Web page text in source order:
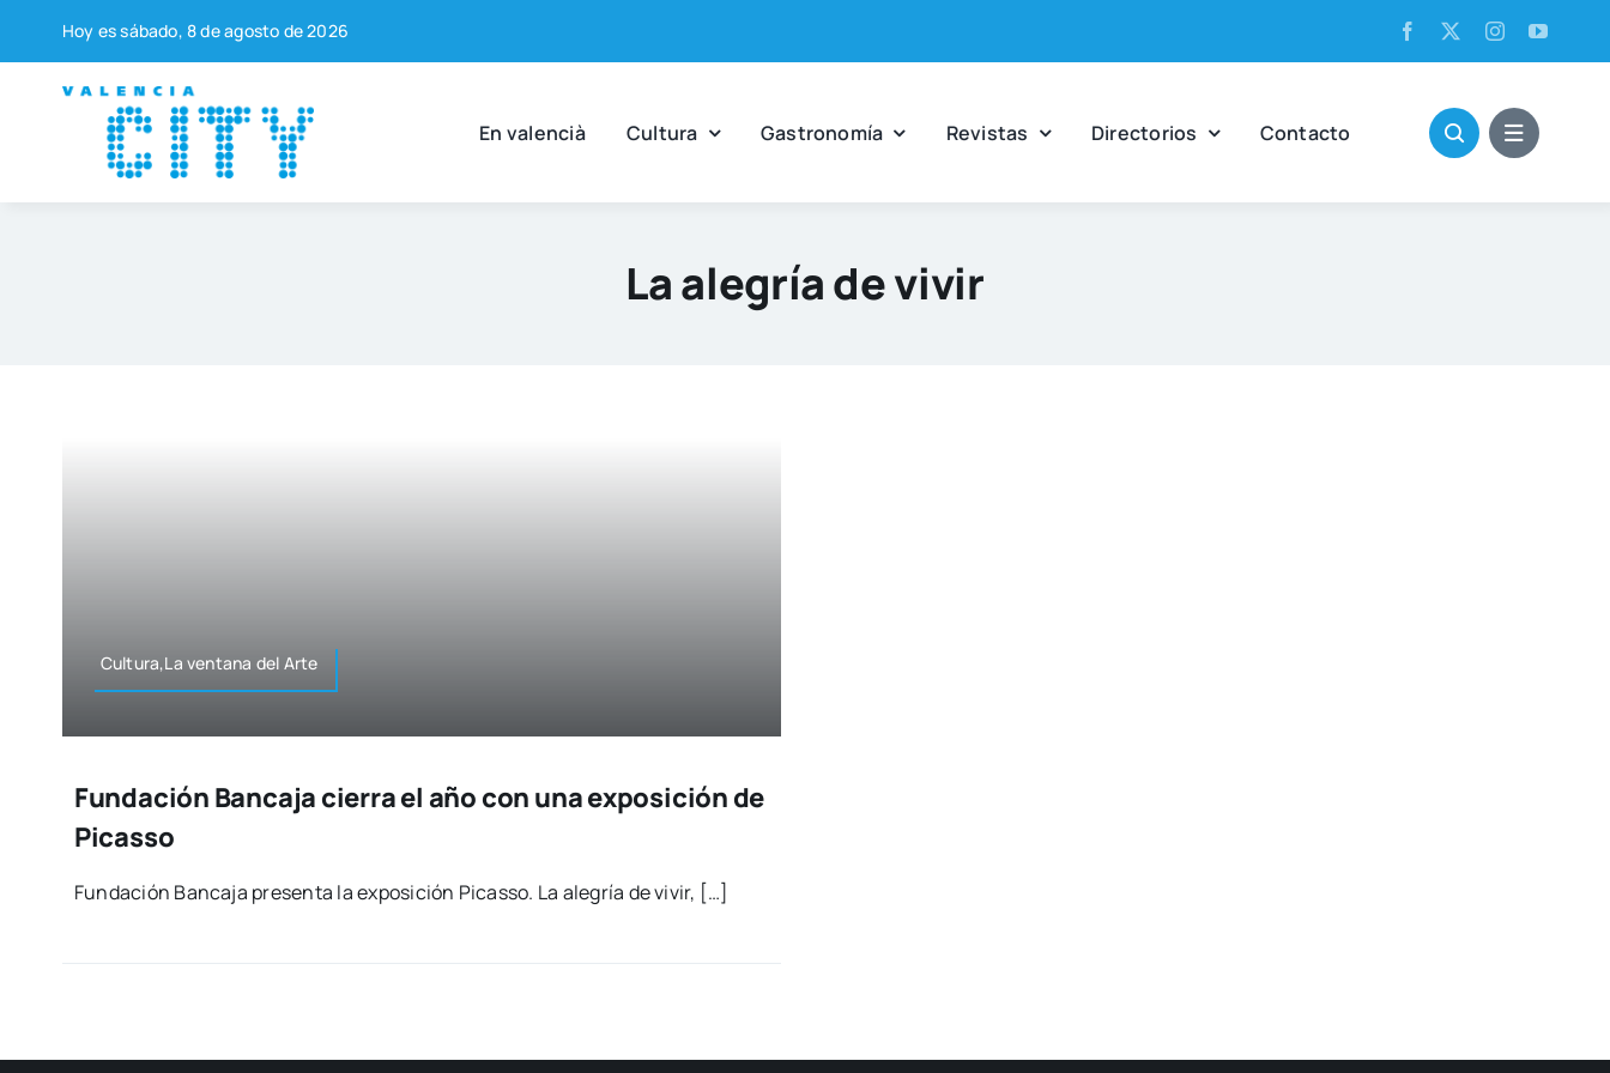
contenido
Hoy es sába­do, 8 de agos­to de 2026
En valen­cià Cul­tu­ra Gas­tro­no­mía Revis­tas Direc­to­rios Con­tac­to
La alegría de vivir
Cultura,La ven­ta­na del Arte
Fundación Bancaja cierra el año con una exposición de
Picasso
Fun­da­ción Ban­ca­ja pre­sen­ta la expo­si­ción Picas­so. La ale­gría de vivir, […]